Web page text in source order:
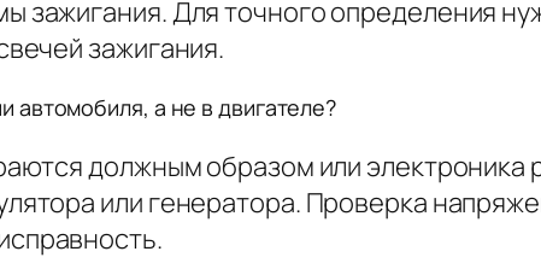
зажигания. Для точного определения
зажигания.
автомобиля, а не в двигателе?
должным образом или электроника
или генератора. Проверка